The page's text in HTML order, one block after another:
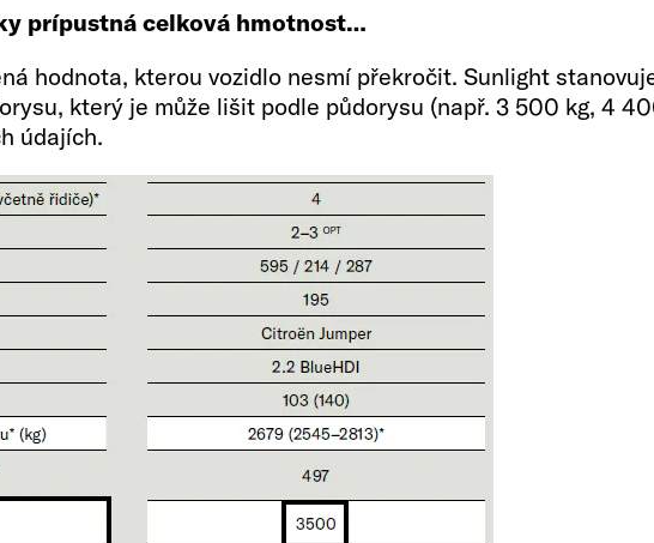
prípustná celková hmotnost…
hodnota, kterou vozidlo nesmí překročit. Sunlight
který je může lišit podle půdorysu (např. 3 500 kg, 4
údajích.
prohlídky